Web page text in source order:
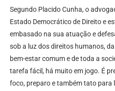
Segundo Placido Cunha, o
Estado Democrático de Direito e
embasado na sua atuação e
sob a luz dos direitos humanos,
bem-estar comum e de toda a
tarefa fácil, há muito em jogo. É
foco, preparo e também tato para